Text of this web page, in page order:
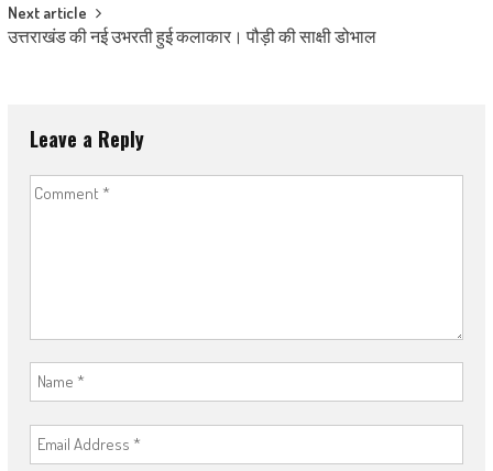
Next article
उत्तराखंड की नई उभरती हुई कलाकार। पौड़ी की साक्षी डोभाल
Leave a Reply